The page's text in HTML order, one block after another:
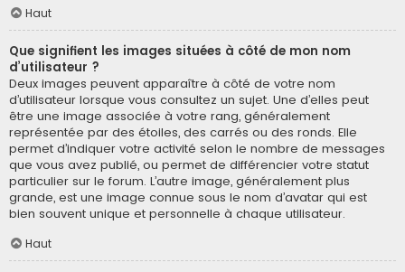
Haut
Que signifient les images situées à côté de mon nom
d’utilisateur ?
Deux images peuvent apparaître à côté de votre nom
d’utilisateur lorsque vous consultez un sujet. Une d’elles peut
être une image associée à votre rang, généralement
représentée par des étoiles, des carrés ou des ronds. Elle
permet d’indiquer votre activité selon le nombre de messages
que vous avez publié, ou permet de différencier votre statut
particulier sur le forum. L’autre image, généralement plus
grande, est une image connue sous le nom d’avatar qui est
bien souvent unique et personnelle à chaque utilisateur.
Haut